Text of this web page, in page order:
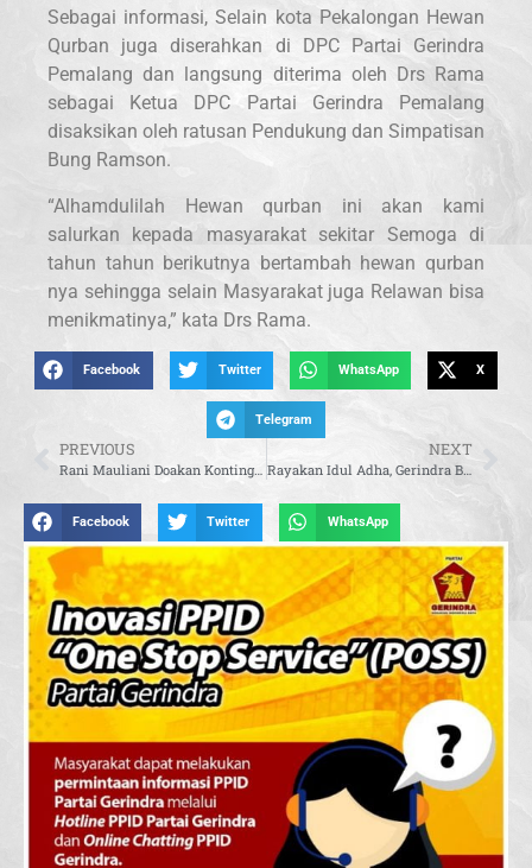
Sebagai informasi, Selain kota Pekalongan Hewan
Qurban juga diserahkan di DPC Partai Gerindra
Pemalang dan langsung diterima oleh Drs Rama
sebagai Ketua DPC Partai Gerindra Pemalang
disaksikan oleh ratusan Pendukung dan Simpatisan
Bung Ramson.
“Alhamdulilah Hewan qurban ini akan kami
salurkan kepada masyarakat sekitar Semoga di
tahun tahun berikutnya bertambah hewan qurban
nya sehingga selain Masyarakat juga Relawan bisa
menikmatinya,” kata Drs Rama.
Facebook Twitter WhatsApp X
Telegram
PREVIOUS
Rani Mauliani Doakan Kontingen Jakarta Juara Umum Di PON XXI
NEXT
Rayakan Idul Adha, Gerindra Bali Bagikan 75 Kambing Qurban
Facebook Twitter WhatsApp